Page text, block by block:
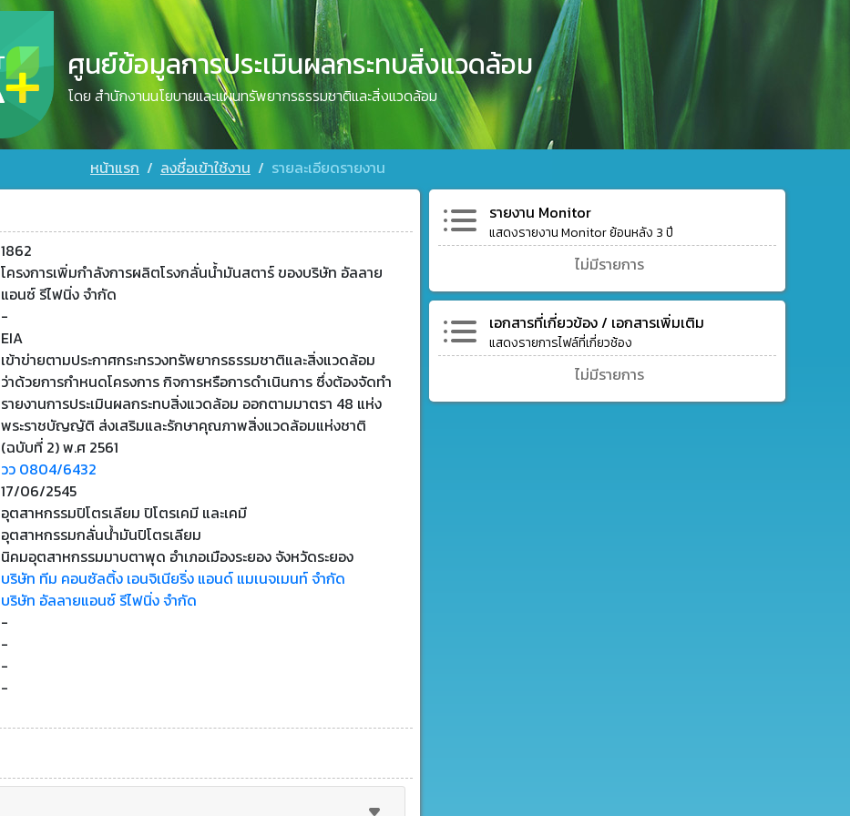
ศูนย์ข้อมูลการประเมินผลกระทบสิ่งแวดล้อม
โดย สำนักงานนโยบายและแผนทรัพยากรธรรมชาติและสิ่งแวดล้อม
หน้าแรก ลงชื่อเข้าใช้งาน รายละเอียดรายงาน
1862
โครงการเพิ่มกำลังการผลิตโรงกลั่นน้ำมันสตาร์ ของบริษัท อัลลาย
แอนซ์ รีไฟนิ่ง จำกัด
-
EIA
เข้าข่ายตามประกาศกระทรวงทรัพยากรธรรมชาติและสิ่งแวดล้อม
ว่าด้วยการกำหนดโครงการ กิจการหรือการดำเนินการ ซึ่งต้องจัดทำ
รายงานการประเมินผลกระทบสิ่งแวดล้อม ออกตามมาตรา 48 แห่ง
พระราชบัญญัติ ส่งเสริมและรักษาคุณภาพสิ่งแวดล้อมแห่งชาติ
(ฉบับที่ 2) พ.ศ 2561
วว 0804/6432
17/06/2545
อุตสาหกรรมปิโตรเลียม ปิโตรเคมี และเคมี
อุตสาหกรรมกลั่นน้ํามันปิโตรเลียม
นิคมอุตสาหกรรมมาบตาพุด อำเภอเมืองระยอง จังหวัดระยอง
บริษัท ทีม คอนซัลติ้ง เอนจิเนียริ่ง แอนด์ แมเนจเมนท์ จำกัด
บริษัท อัลลายแอนซ์ รีไฟนิ่ง จำกัด
-
-
-
-
รายงาน Monitor
แสดงรายงาน Monitor ย้อนหลัง 3 ปี
ไม่มีรายการ
เอกสารที่เกี่ยวข้อง / เอกสารเพิ่มเติม
แสดงรายการไฟล์ที่เกี่ยวช้อง
ไม่มีรายการ